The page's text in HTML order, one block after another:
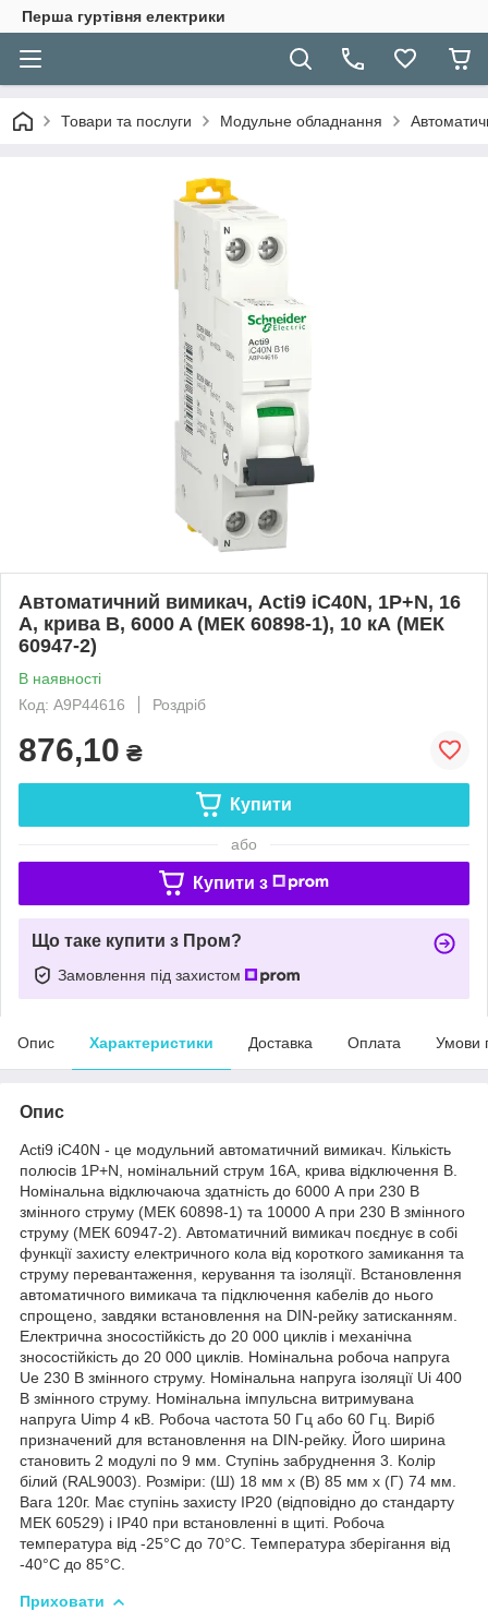
Перша гуртівня електрики
Товари та послуги Модульне обладнання
Автоматичний вимикач, Acti9 iC40N, 1P+N, 16
A, крива B, 6000 A (МЕК 60898-1), 10 кА (МЕК
60947-2)
В наявності
Код: A9P44616
Роздріб
876,10 ₴
Купити
або
Купити з
Що таке купити з Пром?
Замовлення під захистом
Опис Характеристики Доставка Оплата Умови
Опис
Acti9 iC40N - це модульний автоматичний вимикач. Кількість
полюсів 1P+N, номінальний струм 16А, крива відключення В.
Номінальна відключаюча здатність до 6000 А при 230 В
змінного струму (МЕК 60898-1) та 10000 А при 230 В змінного
струму (МЕК 60947-2). Автоматичний вимикач поєднує в собі
функції захисту електричного кола від короткого замикання та
струму перевантаження, керування та ізоляції. Встановлення
автоматичного вимикача та підключення кабелів до нього
спрощено, завдяки встановлення на DIN-рейку затисканням.
Електрична зносостійкість до 20 000 циклів і механічна
зносостійкість до 20 000 циклів. Номінальна робоча напруга
Ue 230 В змінного струму. Номінальна напруга ізоляції Ui 400
В змінного струму. Номінальна імпульсна витримувана
напруга Uimp 4 кВ. Робоча частота 50 Гц або 60 Гц. Виріб
призначений для встановлення на DIN-рейку. Його ширина
становить 2 модулі по 9 мм. Ступінь забруднення 3. Колір
білий (RAL9003). Розміри: (Ш) 18 мм x (В) 85 мм x (Г) 74 мм.
Вага 120г. Має ступінь захисту IP20 (відповідно до стандарту
МЕК 60529) і IP40 при встановленні в щиті. Робоча
температура від -25°C до 70°C. Температура зберігання від
-40°C до 85°C.
Приховати